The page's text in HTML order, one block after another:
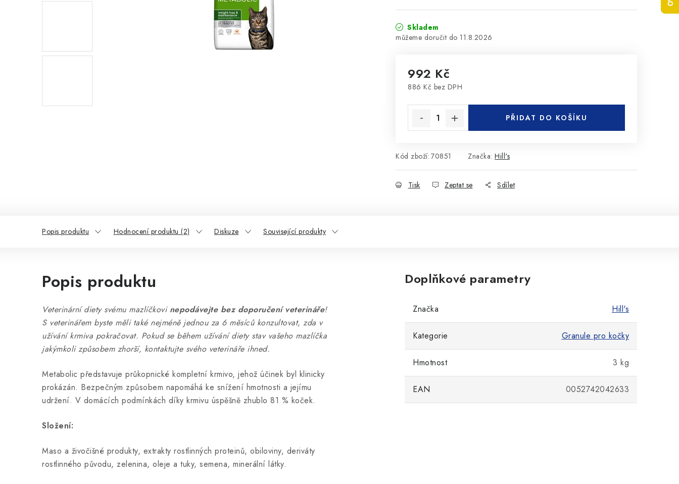
Skladem
11.8.2026
992 Kč
886 Kč bez DPH
PŘIDAT DO KOŠÍKU
Kód zboží: 70851 Značka: Hill's
Tisk Zeptat se Sdílet
Popis produktu Hodnocení produktu (2) Diskuze Související produkty
Popis produktu
Veterinární diety svému mazlíčkovi nepodávejte bez doporučení veterináře!
S veterinářem byste měli také nejméně jednou za 6 měsíců konzultovat, zda v
užívání krmiva pokračovat. Pokud se během užívání diety stav vašeho mazlíčka
jakýmkoli způsobem zhorší, kontaktujte svého veterináře ihned.
Metabolic představuje průkopnické kompletní krmivo, jehož účinek byl klinicky
prokázán. Bezpečným způsobem napomáhá ke snížení hmotnosti a jejímu
udržení. V domácích podmínkách díky krmivu úspěšně zhublo 81 % koček.
Složení:
Maso a živočišné produkty, extrakty rostlinných proteinů, obiloviny, deriváty
rostlinného původu, zelenina, oleje a tuky, semena, minerální látky.
Doplňkové parametry
Značka Hill's
Kategorie Granule pro kočky
Hmotnost 3 kg
EAN 0052742042633